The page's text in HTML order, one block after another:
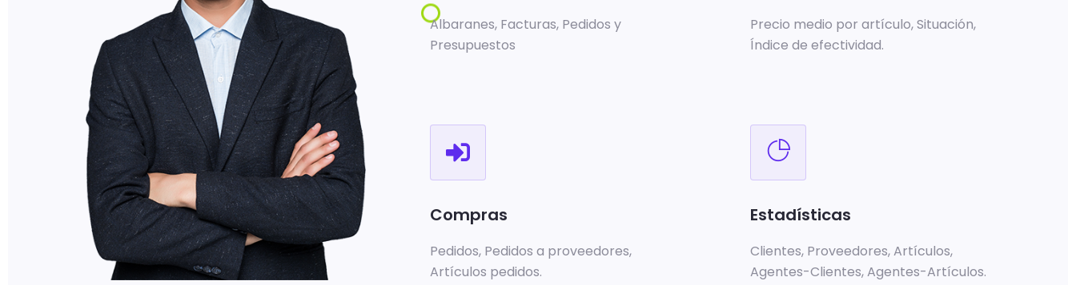
Albaranes, Facturas, Pedidos y
Presupuestos
Precio medio por artículo, Situación,
Índice de efectividad.
Compras
Pedidos, Pedidos a proveedores,
Artículos pedidos.
Estadísticas
Clientes, Proveedores, Artículos,
Agentes-Clientes, Agentes-Artículos.